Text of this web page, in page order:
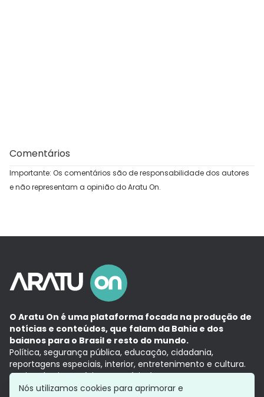
Comentários
Importante: Os comentários são de responsabilidade dos autores
e não representam a opinião do Aratu On.
O Aratu On é uma plataforma focada na produção de
notícias e conteúdos, que falam da Bahia e dos
baianos para o Brasil e resto do mundo.
Política, segurança pública, educação, cidadania,
reportagens especiais, interior, entretenimento e cultura.
Aqui, tudo vira notícia e a notícia é no tempo presente,
com a credibilidade do Grupo Aratu.
Nós utilizamos cookies para aprimorar e